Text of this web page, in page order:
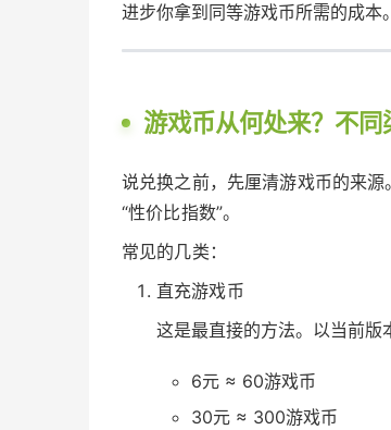
进步你拿到同等游戏币所需的成本。
游戏币从何处来？不同
说兑换之前，先厘清游戏币的来
“性价比指数”。
常见的几类：
直充游戏币
这是最直接的方法。以当前版
6元 ≈ 60游戏币
30元 ≈ 300游戏币